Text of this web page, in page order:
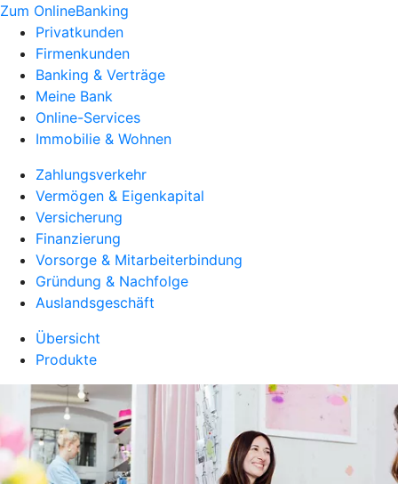
Zum OnlineBanking
Privatkunden
Firmenkunden
Banking & Verträge
Meine Bank
Online-Services
Immobilie & Wohnen
Zahlungsverkehr
Vermögen & Eigenkapital
Versicherung
Finanzierung
Vorsorge & Mitarbeiterbindung
Gründung & Nachfolge
Auslandsgeschäft
Übersicht
Produkte